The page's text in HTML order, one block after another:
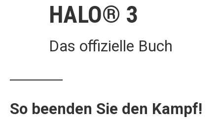
HALO® 3
Das offizielle Buch
So beenden Sie den Kampf!